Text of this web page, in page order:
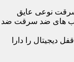
نوعی عایق
درب های ضد سرقت ضد
دیجیتال را دارا